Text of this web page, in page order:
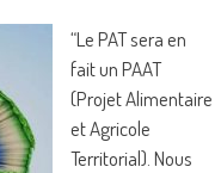
“Le PAT sera en
fait un PAAT
(Projet Alimentaire
et Agricole
Territorial). Nous